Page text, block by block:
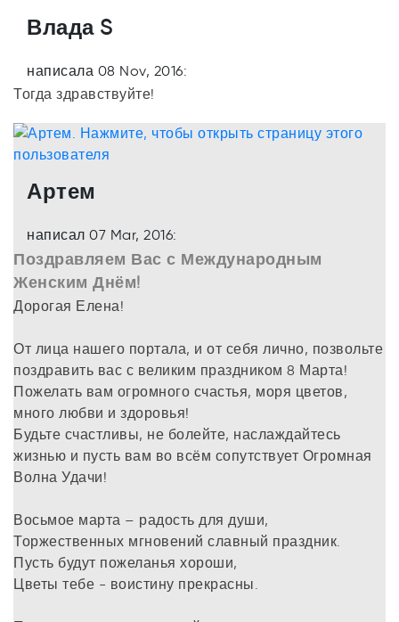
Влада S
написала 08 Nov, 2016:
Тогда здравствуйте!
Артем
написал 07 Mar, 2016:
Поздравляем Вас с Международным
Женским Днём!
Дорогая Елена!
От лица нашего портала, и от себя лично, позвольте
поздравить вас с великим праздником 8 Марта!
Пожелать вам огромного счастья, моря цветов,
много любви и здоровья!
Будьте счастливы, не болейте, наслаждайтесь
жизнью и пусть вам во всём сопутствует Огромная
Волна Удачи!
Восьмое марта – радость для души,
Торжественных мгновений славный праздник.
Пусть будут пожеланья хороши,
Цветы тебе - воистину прекрасны.